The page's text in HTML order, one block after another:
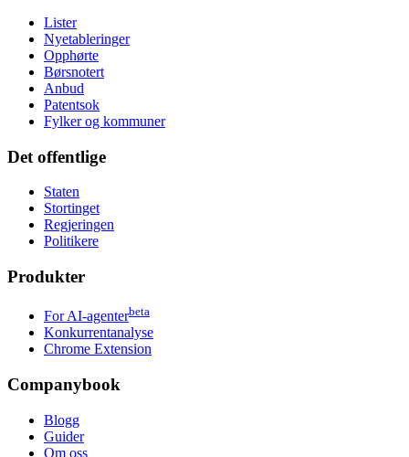
Lister
Nyetableringer
Opphørte
Børsnotert
Anbud
Patentsok
Fylker og kommuner
Det offentlige
Staten
Stortinget
Regjeringen
Politikere
Produkter
For AI-agenterbeta
Konkurrentanalyse
Chrome Extension
Companybook
Blogg
Guider
Om oss